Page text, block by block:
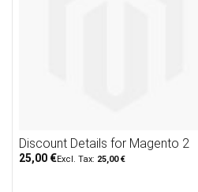
Discount Details for Magento 2
25,00 € 25,00 €